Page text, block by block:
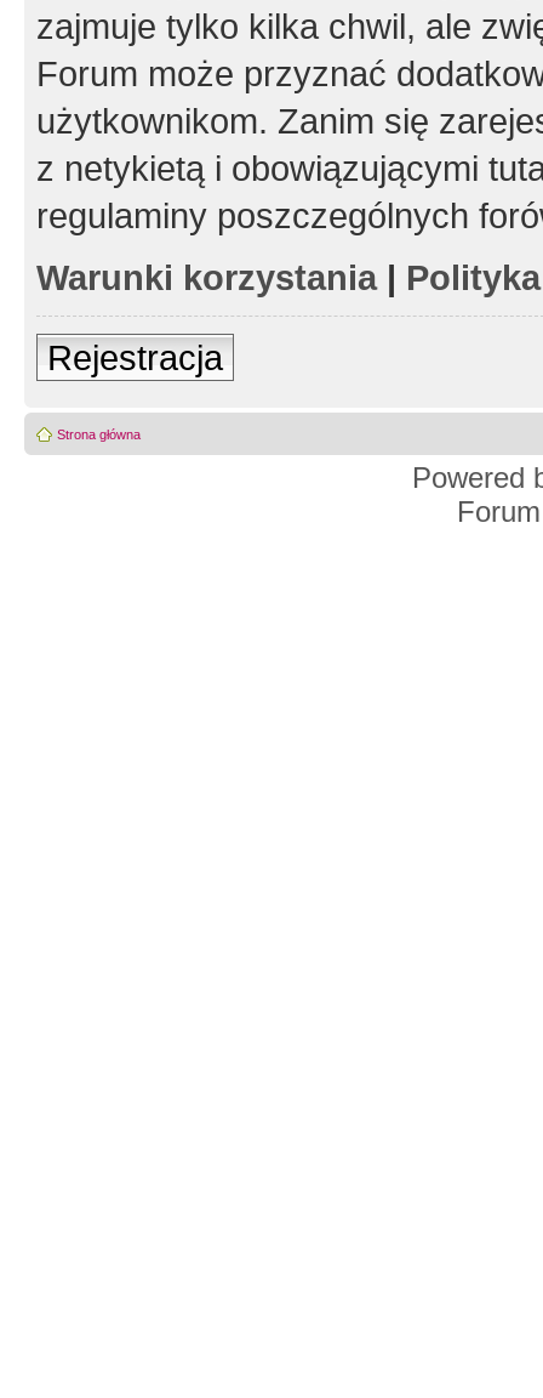
zajmuje tylko kilka chwil, ale
Forum może przyznać
użytkownikom. Zanim się
z netykietą i obowiązującymi
regulaminy poszczególnych
Warunki korzystania|
Rejestracja
Strona główna
Powered